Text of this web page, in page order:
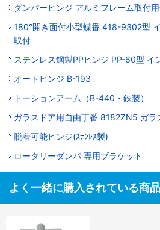
ダンパーヒンジ アルミフレーム取付
180°開き面付小型蝶番 418-9302型
取付
ステンレス鋼製PPヒンジ PP-60型 イ
オートヒンジ B-193
トーションアーム（B-440・鉄製）
ガラスドア用自由丁番 8182ZN5 ガラ
脱着可能ヒンジ(ｽﾃﾝﾚｽ製)
ロータリーダンパ 専用ブラケット
よく一緒に購入されている商品